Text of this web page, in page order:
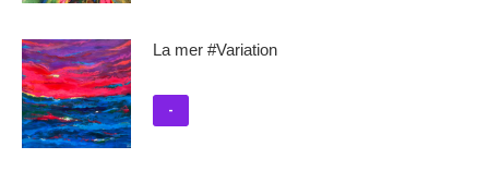
La mer #Variation
-